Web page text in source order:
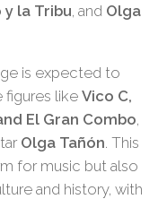
y la Tribu, and Olga
is expected to
figures like Vico C,
El Gran Combo
Olga Tañón . This
for music but also
and history, with